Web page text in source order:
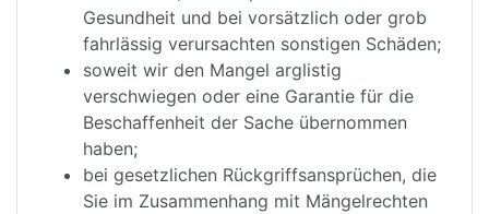
Gesundheit und bei vorsätzlich oder grob
fahrlässig verursachten sonstigen Schäden;
soweit wir den Mangel arglistig
verschwiegen oder eine Garantie für die
Beschaffenheit der Sache übernommen
haben;
bei gesetzlichen Rückgriffsansprüchen, die
Sie im Zusammenhang mit Mängelrechten